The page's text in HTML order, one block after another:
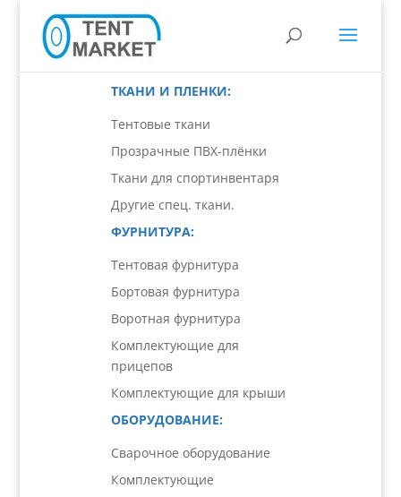
ТКАНИ И ПЛЕНКИ:
Тентовые ткани
Прозрачные ПВХ-плёнки
Ткани для спортинвентаря
Другие спец. ткани.
ФУРНИТУРА:
Тентовая фурнитура
Бортовая фурнитура
Воротная фурнитура
Комплектующие для
прицепов
Комплектующие для крыши
ОБОРУДОВАНИЕ:
Сварочное оборудование
Комплектующие